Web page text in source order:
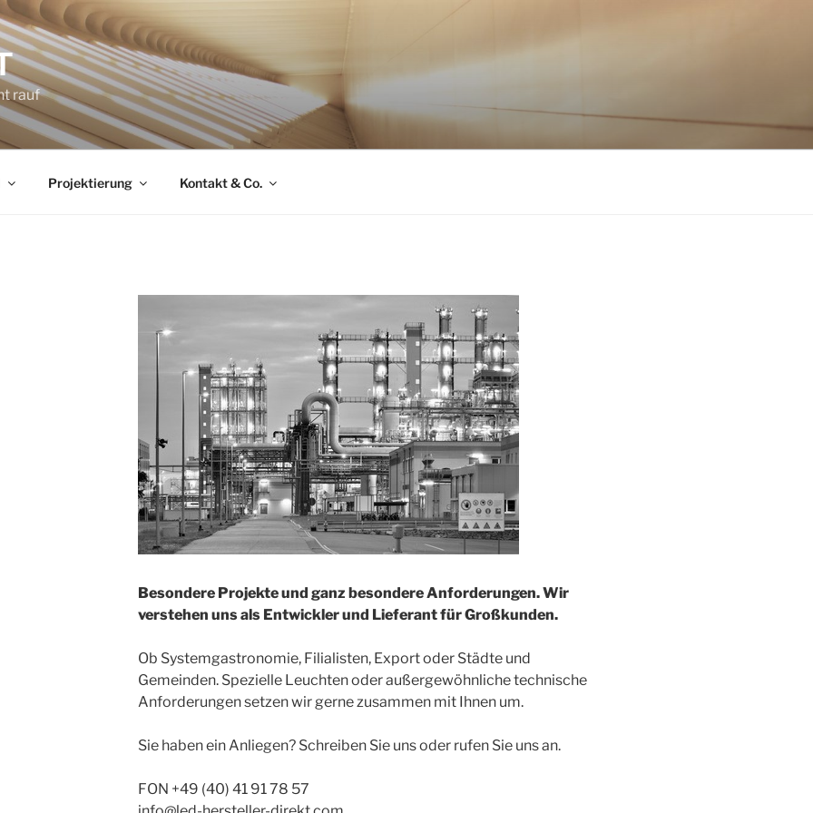
rauf
Projektierung Kontakt & Co.
Besondere Projekte und ganz besondere Anforderungen. Wir
verstehen uns als Entwickler und Lieferant für Großkunden.
Ob Systemgastronomie, Filialisten, Export oder Städte und
Gemeinden. Spezielle Leuchten oder außergewöhnliche technische
Anforderungen setzen wir gerne zusammen mit Ihnen um.
Sie haben ein Anliegen? Schreiben Sie uns oder rufen Sie uns an.
FON +49 (40) 41 91 78 57